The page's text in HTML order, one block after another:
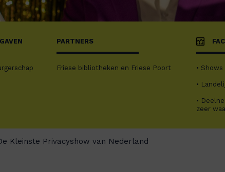
PARTNERS
Friese bibliotheken en Friese Poort •
•
•
zeer
Kleinste Privacyshow van Nederland